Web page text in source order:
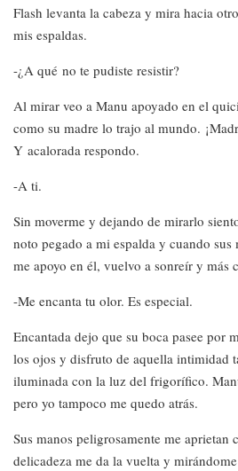
Flash levanta la cabeza y mira hacia
mis espaldas.
-¿A qué no te pudiste resistir?
Al mirar veo a Manu apoyado en el
como su madre lo trajo al mundo.
Y acalorada respondo.
-A ti.
Sin moverme y dejando de mirarlo
noto pegado a mi espalda y cuando
me apoyo en él, vuelvo a sonreír y más
-Me encanta tu olor. Es especial.
Encantada dejo que su boca pasee por
los ojos y disfruto de aquella intimidad
iluminada con la luz del frigorífico.
pero yo tampoco me quedo atrás.
Sus manos peligrosamente me aprietan
delicadeza me da la vuelta y